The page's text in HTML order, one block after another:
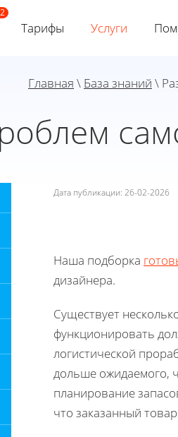
Тарифы Услуги
Главная \ База знаний \
Дата публикации: 26-02-2026
Наша подборка
дизайнера.
Существует
функционировать
логистической
дольше ожидаемого,
планирование
что заказанный товар